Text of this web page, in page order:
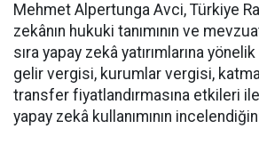
Mehmet Alpertunga Avci, Türkiye
zekânın hukuki tanımının ve
sıra yapay zekâ yatırımlarına
gelir vergisi, kurumlar vergisi,
transfer fiyatlandırmasına etkileri
yapay zekâ kullanımının